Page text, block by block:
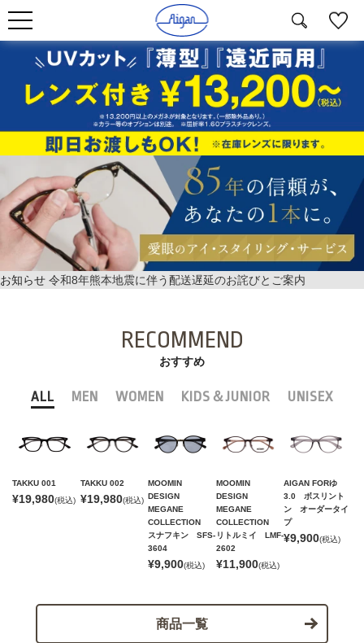
お知らせ 令和8年熊本地震に伴う配送遅延のお詫びとご案内
RECOMMEND
おすすめ
ALL MEN WOMEN KIDS＆JUNIOR UNISEX
TAKKU 001
¥19,980(税込)
TAKKU 002
¥19,980(税込)
MOOMIN
DESIGN
MEGANE
COLLECTION
スナフキン SFS-
3604
¥9,900(税込)
MOOMIN
DESIGN
MEGANE
COLLECTION
リトルミイ LMF-
2602
¥11,900(税込)
AIGAN FORゆ
3.0 ボスリント
ン オーダータイ
プ
¥9,900(税込)
商品一覧